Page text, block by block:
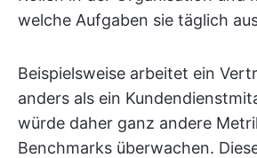
welche Aufgaben sie täglich
Beispielsweise arbeitet ein
anders als ein
würde daher ganz andere
Benchmarks überwachen.